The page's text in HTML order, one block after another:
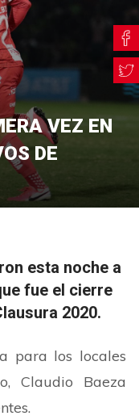
VEZ EN
DE
esta noche a
fue el cierre
2020.
para los locales
Claudio Baeza